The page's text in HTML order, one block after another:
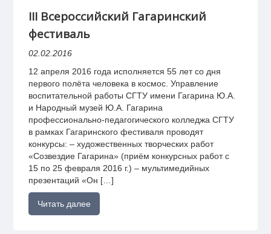
III Всероссийский Гагаринский
фестиваль
02.02.2016
12 апреля 2016 года исполняется 55 лет со дня
первого полёта человека в космос. Управление
воспитательной работы СГТУ имени Гагарина Ю.А.
и Народный музей Ю.А. Гагарина
профессионально-педагогического колледжа СГТУ
в рамках Гагаринского фестиваля проводят
конкурсы: – художественных творческих работ
«Созвездие Гагарина» (приём конкурсных работ с
15 по 25 февраля 2016 г.) – мультимедийных
презентаций «Он […]
Читать далее